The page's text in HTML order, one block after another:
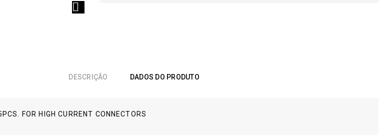

DESCRIÇÃO DADOS DO PRODUTO
FOR HIGH CURRENT CONNECTORS